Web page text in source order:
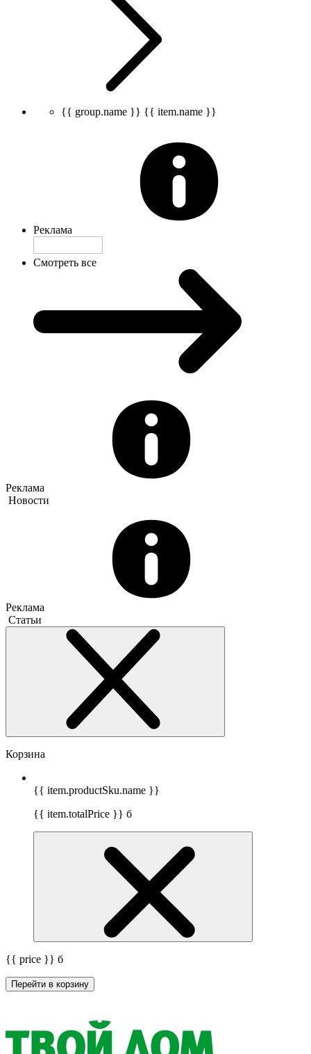
{{ group.name }} {{ item.name }}
Реклама
Смотреть все
Реклама
Новости
Реклама
Статьи
Корзина
{{ item.productSku.name }}
{{ item.totalPrice }} б
{{ price }} б
Перейти в корзину